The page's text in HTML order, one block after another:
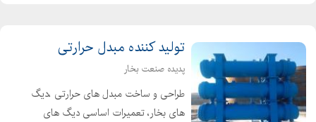
تولید کننده مبدل حرارتی
پدیده صنعت بخار
طراحی و ساخت مبدل های حرارتی ،دیگ
های بخار، تعمیرات اساسی دیگ های